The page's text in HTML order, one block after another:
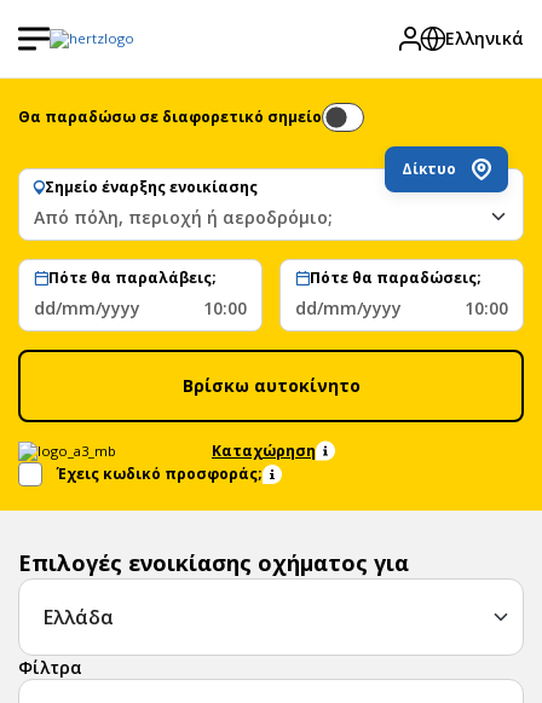
Ελληνικά
Θα παραδώσω σε διαφορετικό σημείο
Σημείο έναρξης ενοικίασης
Δίκτυο
Από πόλη, περιοχή ή αεροδρόμιο;
Πότε θα παραλάβεις;
dd/mm/yyyy 10:00
Πότε θα παραδώσεις;
dd/mm/yyyy 10:00
Βρίσκω αυτοκίνητο
Έχεις κωδικό προσφοράς;
Καταχώρηση
Επιλογές ενοικίασης οχήματος για
Φίλτρα